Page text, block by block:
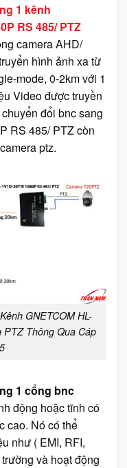
1 kênh
RS 485/ PTZ
camera AHD/
hình ảnh xa từ
mode, 0-2km với 1
Video được truyền
đổi bnc sang
RS 485/ PTZ còn
ptz.
GNETCOM HL-
PTZ Thông Qua Cáp
1 cổng bnc
động hoặc tĩnh có
cao. Nó có thể
như ( EMI, RFI,
và hoạt động